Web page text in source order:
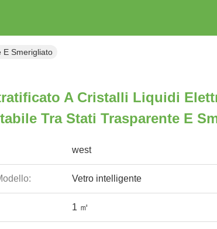
E Smerigliato
A Cristalli Liquidi
Tra Stati Trasparente E
west
Vetro intelligente
1 ㎡